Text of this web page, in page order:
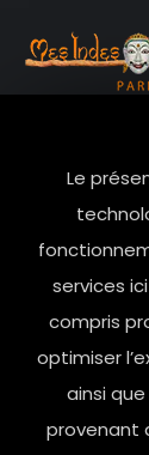
Le
services
compris
optimiser
ainsi
provenant
Le Marais,